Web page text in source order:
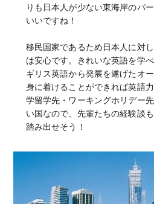
りも日本人が少ない東海岸のパ
いいですね！
移民国家であるため日本人に対
は安心です。きれいな英語を学
ギリス英語から発展を遂げたオ
身に着けることができれば英語
学留学先・ワーキングホリデー
い国なので、先輩たちの経験談
踏み出せそう！